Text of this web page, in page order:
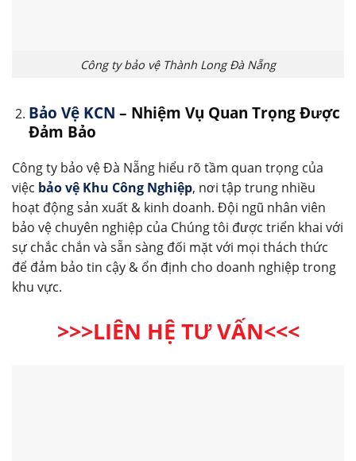
Công ty bảo vệ Thành Long Đà Nẵng
Bảo Vệ KCN – Nhiệm Vụ Quan Trọng Được
Đảm Bảo
Công ty bảo vệ Đà Nẵng hiểu rõ tầm quan trọng của
việc bảo vệ Khu Công Nghiệp, nơi tập trung nhiều
hoạt động sản xuất & kinh doanh. Đội ngũ nhân viên
bảo vệ chuyên nghiệp của Chúng tôi được triển khai với
sự chắc chắn và sẵn sàng đối mặt với mọi thách thức
để đảm bảo tin cậy & ổn định cho doanh nghiệp trong
khu vực.
>>>LIÊN HỆ TƯ VẤN<<<